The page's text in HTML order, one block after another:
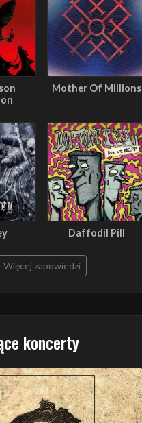
Mother Of Millions
Daffodil Pill
Więcej zapowiedzi
koncerty